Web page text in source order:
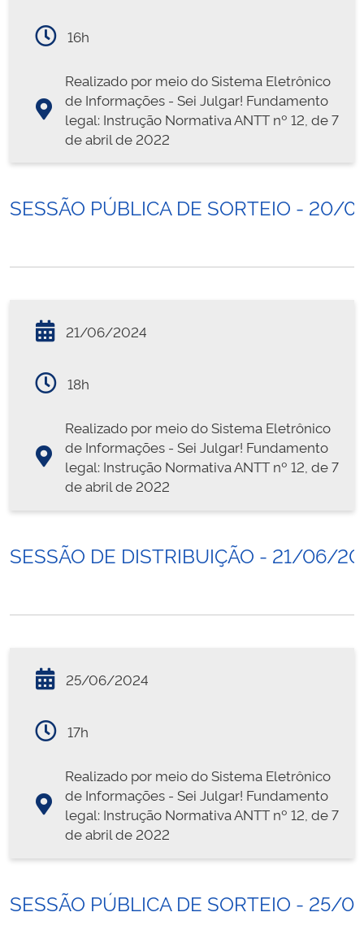
16h
Realizado por meio do Sistema Eletrônico
de Informações - Sei Julgar! Fundamento
legal: Instrução Normativa ANTT nº 12, de 7
de abril de 2022
SESSÃO PÚBLICA DE SORTEIO - 20/
21/06/2024
18h
Realizado por meio do Sistema Eletrônico
de Informações - Sei Julgar! Fundamento
legal: Instrução Normativa ANTT nº 12, de 7
de abril de 2022
SESSÃO DE DISTRIBUIÇÃO - 21/06/
25/06/2024
17h
Realizado por meio do Sistema Eletrônico
de Informações - Sei Julgar! Fundamento
legal: Instrução Normativa ANTT nº 12, de 7
de abril de 2022
SESSÃO PÚBLICA DE SORTEIO - 25/